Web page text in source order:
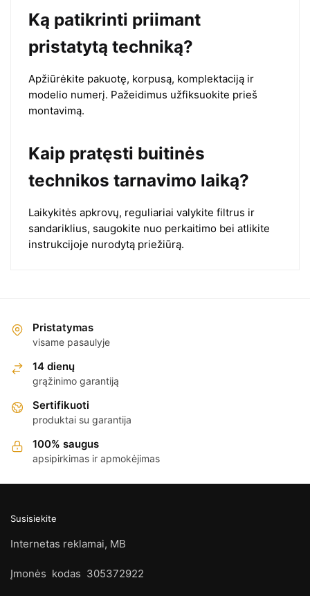
Ką patikrinti priimant
pristatytą techniką?
Apžiūrėkite pakuotę, korpusą, komplektaciją ir
modelio numerį. Pažeidimus užfiksuokite prieš
montavimą.
Kaip pratęsti buitinės
technikos tarnavimo laiką?
Laikykitės apkrovų, reguliariai valykite filtrus ir
sandariklius, saugokite nuo perkaitimo bei atlikite
instrukcijoje nurodytą priežiūrą.
Pristatymas
visame pasaulyje
14 dienų
grąžinimo garantiją
Sertifikuoti
produktai su garantija
100% saugus
apsipirkimas ir apmokėjimas
Susisiekite
Internetas reklamai, MB
Įmonės kodas 305372922